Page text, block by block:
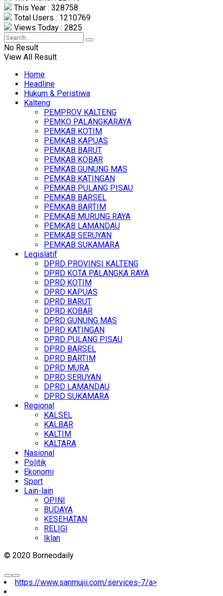
This Year : 328758
Total Users : 1210769
Views Today : 2825
No Result
View All Result
Home
Headline
Hukum & Peristiwa
Kalteng
PEMPROV KALTENG
PEMKO PALANGKARAYA
PEMKAB KOTIM
PEMKAB KAPUAS
PEMKAB BARUT
PEMKAB KOBAR
PEMKAB GUNUNG MAS
PEMKAB KATINGAN
PEMKAB PULANG PISAU
PEMKAB BARSEL
PEMKAB BARTIM
PEMKAB MURUNG RAYA
PEMKAB LAMANDAU
PEMKAB SERUYAN
PEMKAB SUKAMARA
Legislatif
DPRD PROVINSI KALTENG
DPRD KOTA PALANGKA RAYA
DPRD KOTIM
DPRD KAPUAS
DPRD BARUT
DPRD KOBAR
DPRD GUNUNG MAS
DPRD KATINGAN
DPRD PULANG PISAU
DPRD BARSEL
DPRD BARTIM
DPRD MURA
DPRD SERUYAN
DPRD LAMANDAU
DPRD SUKAMARA
Regional
KALSEL
KALBAR
KALTIM
KALTARA
Nasional
Politik
Ekonomi
Sport
Lain-lain
OPINI
BUDAYA
KESEHATAN
RELIGI
Iklan
© 2020 Borneodaily
https://www.sanmujii.com/services-7/a>